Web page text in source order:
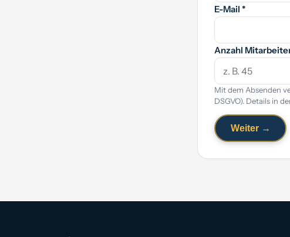
E-Mail *
Anzahl
Mit dem Absenden
DSGVO). Details in
Weiter →